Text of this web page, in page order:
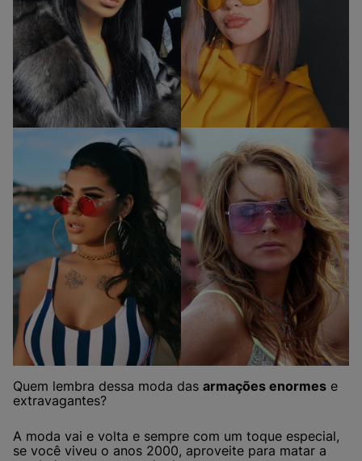
Quem lembra dessa moda das armações enormes e
extravagantes?
A moda vai e volta e sempre com um toque especial,
se você viveu o anos 2000, aproveite para matar a